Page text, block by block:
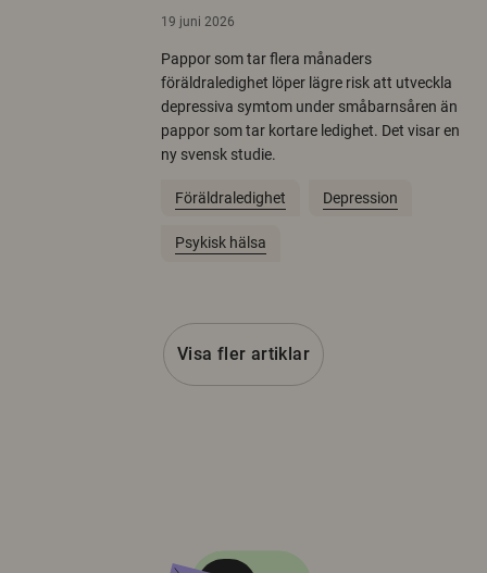
19 juni 2026
Pappor som tar flera månaders
föräldraledighet löper lägre risk att utveckla
depressiva symtom under småbarnsåren än
pappor som tar kortare ledighet. Det visar en
ny svensk studie.
Föräldraledighet Depression
Psykisk hälsa
Visa fler artiklar